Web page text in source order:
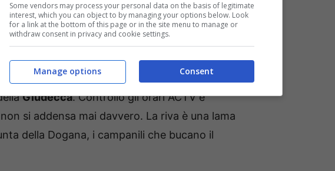
orizzonti e respiro lungo
4.1 e 4.2 girano l’anello e fermano alla
Giudecca. Controllo gli orari ACTV e
si addensa mai davvero. La riva è una lama
della Dogana, i campanili che bucano il
Some vendors may process your personal data on the basis of legitimate
interest, which you can object to by managing your options below. Look
for a link at the bottom of this page or in the site menu to manage or
withdraw consent in privacy and cookie settings.
Consent
Manage options